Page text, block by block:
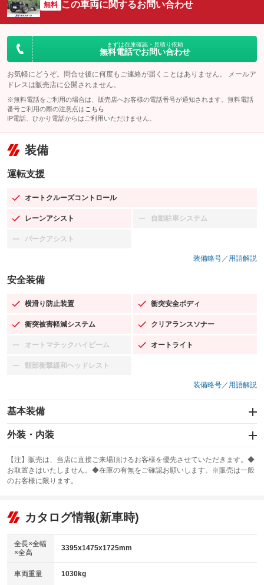
無料 この車両に関するお問い合わせ
まずは在庫確認・見積り依頼
無料電話でお問い合わせ
お気軽にどうぞ。問合せ後に何度もご連絡が届くことはありません。 メールア
ドレスは販売店に公開されません。
※無料電話をご利用の場合は、販売店へお客様の電話番号が通知されます。無料電話
番号ご利用の際の注意点は こちら
IP電話、ひかり電話からはご利用いただけません。
装備
運転支援
オートクルーズコントロール
：装備あり
レーンアシスト
：装備あり 自動駐車システム
：装備なし
パークアシスト
：装備なし
装備略号／用語解説
安全装備
横滑り防止装置
：装備あり 衝突安全ボディ
：装備あり
衝突被害軽減システム
：装備あり クリアランスソナー
：装備あり
オートマチックハイビーム
：装備なし オートライト
：装備あり
頸部衝撃緩和ヘッドレスト
：装備なし
装備略号／用語解説
基本装備
エアバッグ：運転席/助手席/サイド
：装備あり
：装備なし
サンルーフ
：装備なし ABS
リフトアップ
：装備なし
：装備なし
パワーウィンドウ
アイドリングストップ
：装備あり
外装・内装
カーナビ：SDナビ
：装備あり
TV：フルセグ
：装備あり
ビジュアル：-／DVD再生
：装備あり
：装備あり
革シート
キーレス
【注】販売は、当店に直接ご来場頂けるお客様を優先させていただきます。◆
お取置きはいたしません。◆在庫の有無をご確認お願いします。※販売は一般
のお客様に限ります。
カタログ情報(新車時)
全長×全幅
×全高
3395x1475x1725mm
車両重量 1030kg